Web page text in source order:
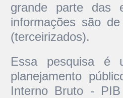
grande parte das
informações são
(terceirizados).
Essa pesquisa é
planejamento
Interno Bruto -